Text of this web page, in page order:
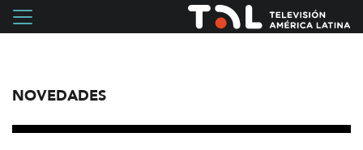
NOVEDADES